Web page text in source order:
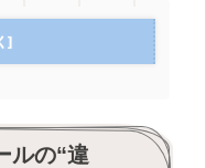
ルの“違